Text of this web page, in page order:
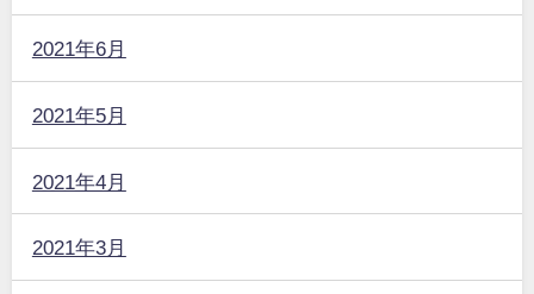
2021年6月
2021年5月
2021年4月
2021年3月